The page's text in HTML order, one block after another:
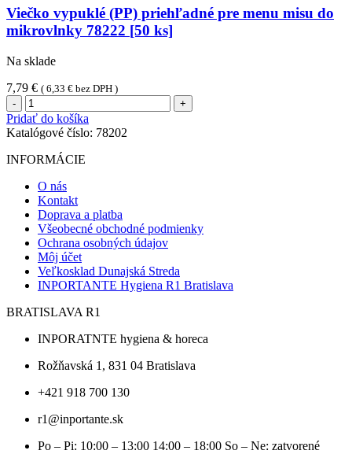
133
mm
[50
Viečko vypuklé (PP) priehľadné pre menu misu do
mikrovlnky 78222 [50 ks]
Na sklade
7,79 € ( 6,33 € bez DPH )
množstvo
Viečko
vypuklé
(PP)
priehľadné
menu
misu
do
mikrovlnky
78222
[50
ks]
Pridať do košíka
Katalógové číslo: 78202
INFORMÁCIE
O nás
Kontakt
Doprava a platba
Všeobecné obchodné podmienky
Ochrana osobných údajov
Môj účet
Veľkosklad Dunajská Streda
INPORTANTE Hygiena R1 Bratislava
BRATISLAVA R1
INPORATNTE hygiena & horeca
Rožňavská 1, 831 04 Bratislava
+421 918 700 130
r1@inportante.sk
Po – Pi: 10:00 – 13:00 14:00 – 18:00 So – Ne: zatvorené